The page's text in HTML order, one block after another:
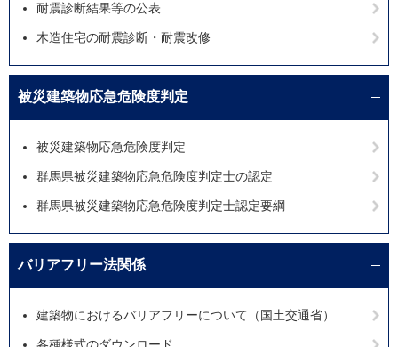
耐震診断結果等の公表
木造住宅の耐震診断・耐震改修
被災建築物応急危険度判定
被災建築物応急危険度判定
群馬県被災建築物応急危険度判定士の認定
群馬県被災建築物応急危険度判定士認定要綱
バリアフリー法関係
建築物におけるバリアフリーについて（国土交通省）